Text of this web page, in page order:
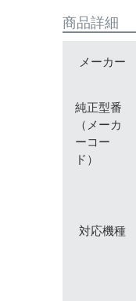
商品詳細
メーカー
純正型番
（メーカ
ーコー
ド）
対応機種